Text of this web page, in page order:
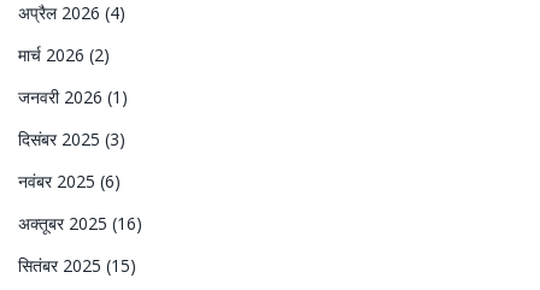
अप्रैल 2026 (4)
मार्च 2026 (2)
जनवरी 2026 (1)
दिसंबर 2025 (3)
नवंबर 2025 (6)
अक्तूबर 2025 (16)
सितंबर 2025 (15)